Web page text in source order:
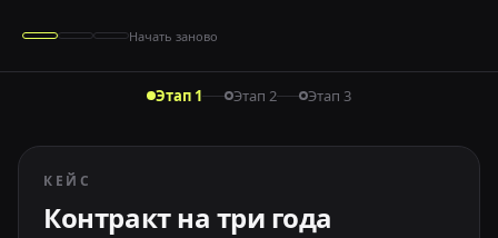
Начать заново
Этап 1 Этап 2 Этап 3
КЕЙС
Контракт на три года